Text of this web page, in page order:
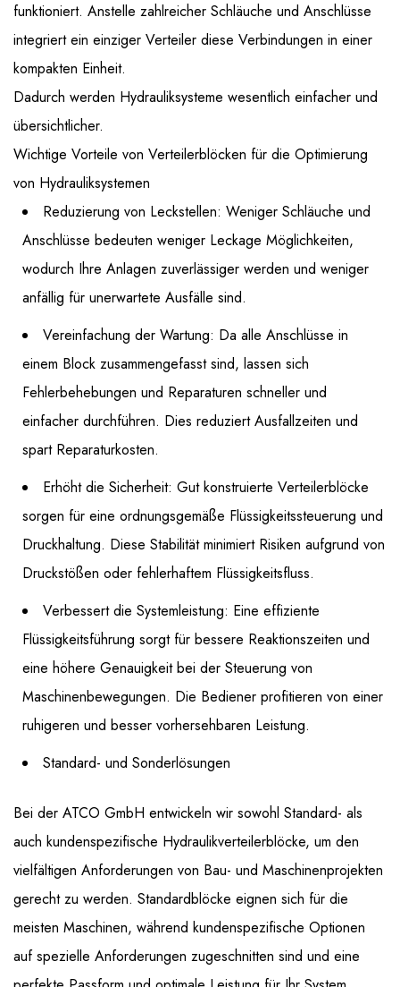
funktioniert. Anstelle zahlreicher Schläuche und Anschlüsse
integriert ein einziger Verteiler diese Verbindungen in einer
kompakten Einheit.
Dadurch werden Hydrauliksysteme wesentlich einfacher und
übersichtlicher.
Wichtige Vorteile von Verteilerblöcken für die Optimierung
von Hydrauliksystemen
Reduzierung von Leckstellen: Weniger Schläuche und
Anschlüsse bedeuten weniger Leckage Möglichkeiten,
wodurch Ihre Anlagen zuverlässiger werden und weniger
anfällig für unerwartete Ausfälle sind.
Vereinfachung der Wartung: Da alle Anschlüsse in
einem Block zusammengefasst sind, lassen sich
Fehlerbehebungen und Reparaturen schneller und
einfacher durchführen. Dies reduziert Ausfallzeiten und
spart Reparaturkosten.
Erhöht die Sicherheit: Gut konstruierte Verteilerblöcke
sorgen für eine ordnungsgemäße Flüssigkeitssteuerung und
Druckhaltung. Diese Stabilität minimiert Risiken aufgrund von
Druckstößen oder fehlerhaftem Flüssigkeitsfluss.
Verbessert die Systemleistung: Eine effiziente
Flüssigkeitsführung sorgt für bessere Reaktionszeiten und
eine höhere Genauigkeit bei der Steuerung von
Maschinenbewegungen. Die Bediener profitieren von einer
ruhigeren und besser vorhersehbaren Leistung.
Standard- und Sonderlösungen
Bei der ATCO GmbH entwickeln wir sowohl Standard- als
auch kundenspezifische Hydraulikverteilerblöcke, um den
vielfältigen Anforderungen von Bau- und Maschinenprojekten
gerecht zu werden. Standardblöcke eignen sich für die
meisten Maschinen, während kundenspezifische Optionen
auf spezielle Anforderungen zugeschnitten sind und eine